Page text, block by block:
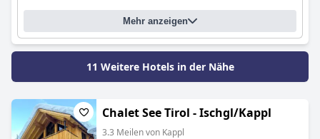
Mehr anzeigen
11 Weitere Hotels in der Nähe
Chalet See Tirol - Ischgl/Kappl
3.3 Meilen von Kappl